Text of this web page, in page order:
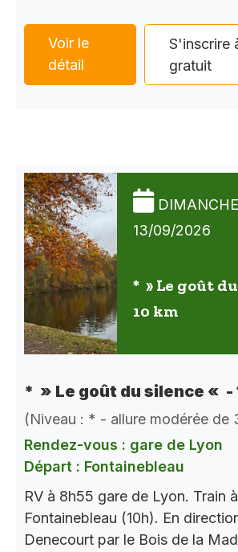
Voir le
détail
S'inscrire
gratuit
DIMANCHE
13/09/2026
* » Le goût
10 km
* » Le goût du silence « -
(Niveau : * - allure modérée de
Rendez-vous : gare de Lyon
Départ : Fontainebleau
RV à 8h55 gare de Lyon. Train
Fontainebleau (10h). En
Denecourt par le Bois de la